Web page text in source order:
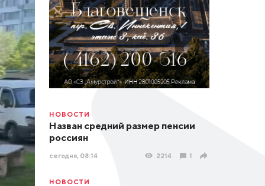
НОВОСТИ
Назван средний размер пенсии
россиян
сегодня, 08:14 2214 1
НОВОСТИ